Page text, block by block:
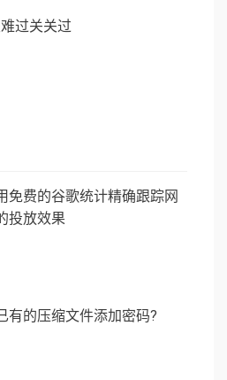
过关关过
免费的谷歌统计精确跟踪网
投放效果
有的压缩文件添加密码?